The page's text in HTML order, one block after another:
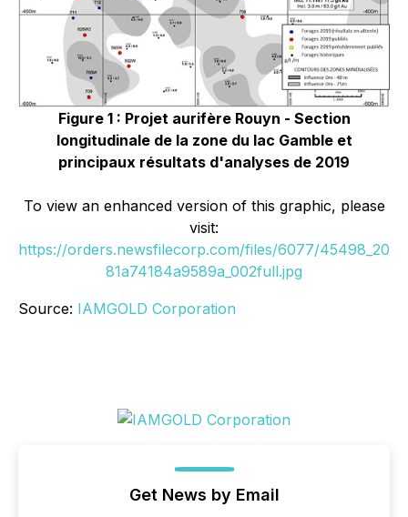
Figure 1 : Projet aurifère Rouyn - Section
longitudinale de la zone du lac Gamble et
principaux résultats d'analyses de 2019
To view an enhanced version of this graphic, please
visit:
https://orders.newsfilecorp.com/files/6077/45498_20
81a74184a9589a_002full.jpg
Source: IAMGOLD Corporation
Get News by Email